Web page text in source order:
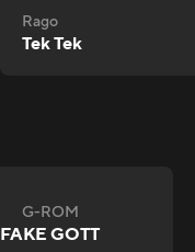
Rago
Tek Tek
G-ROM
FAKE GOTT